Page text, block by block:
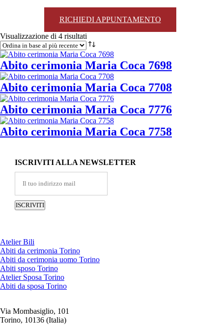
RICHIEDI APPUNTAMENTO
Visualizzazione di 4 risultati
in
base
al
più
recente
Abito cerimonia Maria Coca 7698
Abito cerimonia Maria Coca 7708
Abito cerimonia Maria Coca 7776
Abito cerimonia Maria Coca 7758
ISCRIVITI ALLA NEWSLETTER
Atelier Bili
Abiti da cerimonia Torino
Abiti da cerimonia uomo Torino
Abiti sposo Torino
Atelier Sposa Torino
Abiti da sposa Torino
Via Mombasiglio, 101
Torino, 10136 (Italia)